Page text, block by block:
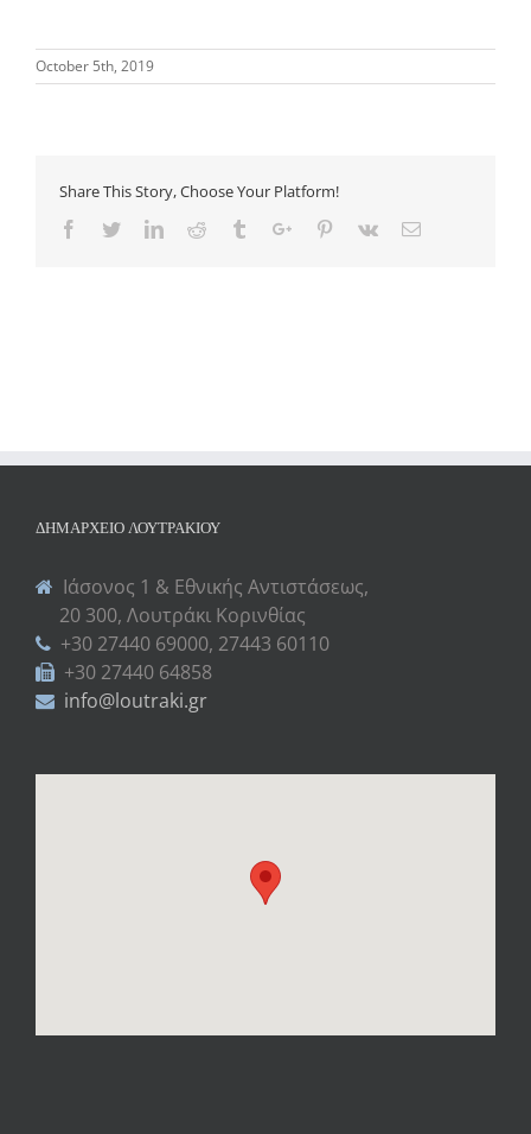
October 5th, 2019
Share This Story, Choose Your Platform!
Facebook
TwitterLinkedinReddit TumblrGoogle+Pinterest
Vk Email
ΔΗΜΑΡΧΕΊΟ ΛΟΥΤΡΑΚΊΟΥ
Ιάσονος 1 & Εθνικής Αντιστάσεως,
20 300, Λουτράκι Κορινθίας
+30 27440 69000, 27443 60110
+30 27440 64858
info@loutraki.gr